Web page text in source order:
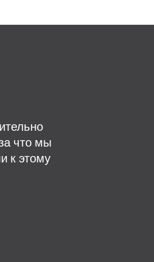
что мы
к этому